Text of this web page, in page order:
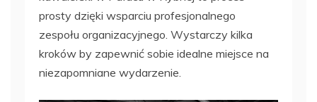
prosty dzięki wsparciu profesjonalnego
zespołu organizacyjnego. Wystarczy kilka
kroków by zapewnić sobie idealne miejsce na
niezapomniane wydarzenie.